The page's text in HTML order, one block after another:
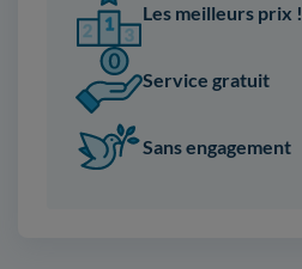
Les meilleurs prix !
Service gratuit
Sans engagement